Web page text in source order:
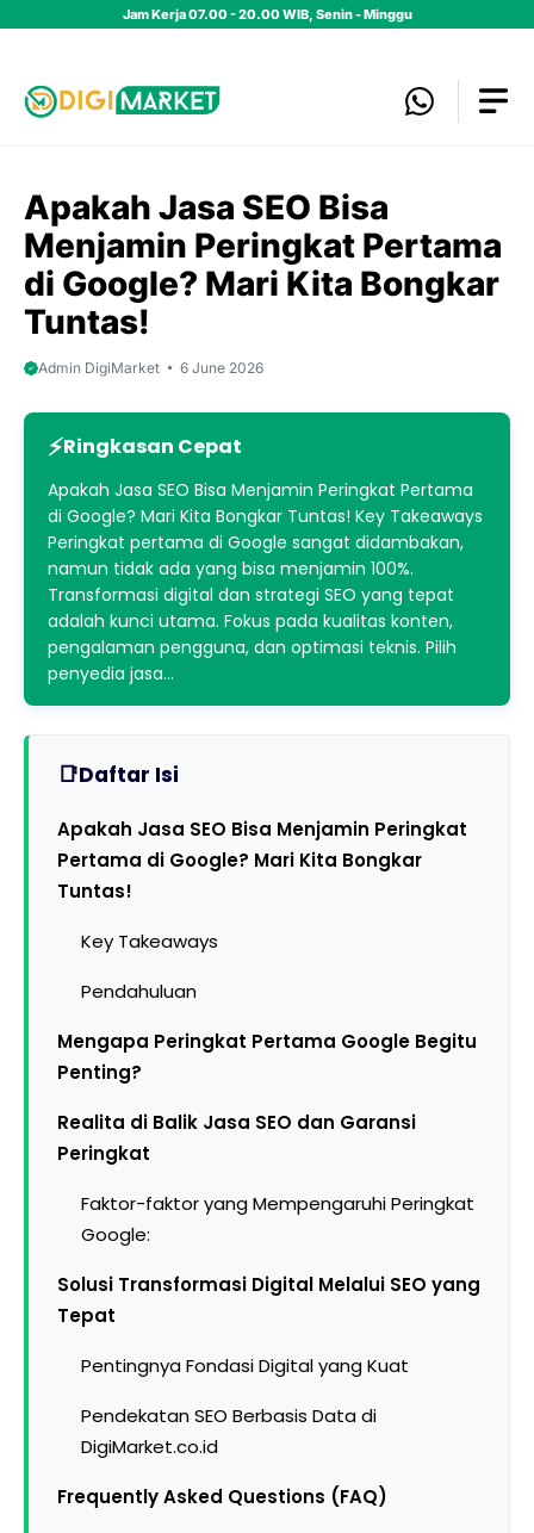
Jam Kerja 07.00 - 20.00 WIB, Senin - Minggu
Apakah Jasa SEO Bisa
Menjamin Peringkat Pertama
di Google? Mari Kita Bongkar
Tuntas!
Admin DigiMarket 6 June 2026
Ringkasan Cepat
Apakah Jasa SEO Bisa Menjamin Peringkat Pertama
di Google? Mari Kita Bongkar Tuntas! Key Takeaways
Peringkat pertama di Google sangat didambakan,
namun tidak ada yang bisa menjamin 100%.
Transformasi digital dan strategi SEO yang tepat
adalah kunci utama. Fokus pada kualitas konten,
pengalaman pengguna, dan optimasi teknis. Pilih
penyedia jasa…
Daftar Isi
Apakah Jasa SEO Bisa Menjamin Peringkat
Pertama di Google? Mari Kita Bongkar
Tuntas!
Key Takeaways
Pendahuluan
Mengapa Peringkat Pertama Google Begitu
Penting?
Realita di Balik Jasa SEO dan Garansi
Peringkat
Faktor-faktor yang Mempengaruhi Peringkat
Google:
Solusi Transformasi Digital Melalui SEO yang
Tepat
Pentingnya Fondasi Digital yang Kuat
Pendekatan SEO Berbasis Data di
DigiMarket.co.id
Frequently Asked Questions (FAQ)